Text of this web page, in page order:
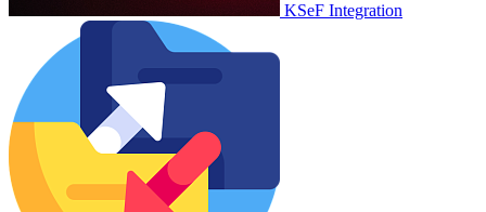
KSeF Integration